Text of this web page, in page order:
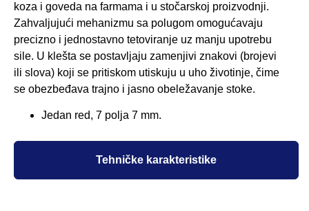
Tehničke karakteristike
koza i goveda na farmama i u stočarskoj proizvodnji.
Zahvaljujući mehanizmu sa polugom omogućavaju
precizno i jednostavno tetoviranje uz manju upotrebu
sile. U klešta se postavljaju zamenjivi znakovi (brojevi
ili slova) koji se pritiskom utiskuju u uho životinje, čime
se obezbeđava trajno i jasno obeležavanje stoke.
Jedan red, 7 polja 7 mm.